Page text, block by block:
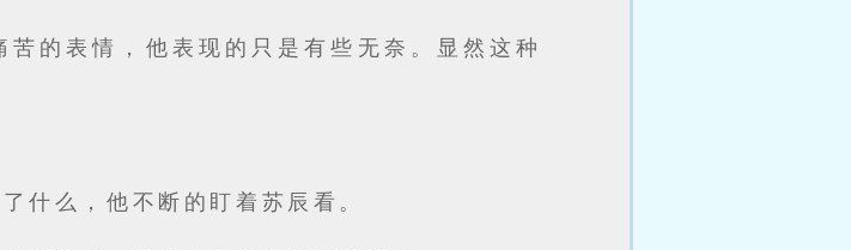
的表情，他表现的只是有些无奈。显然这种
什么，他不断的盯着苏辰看。